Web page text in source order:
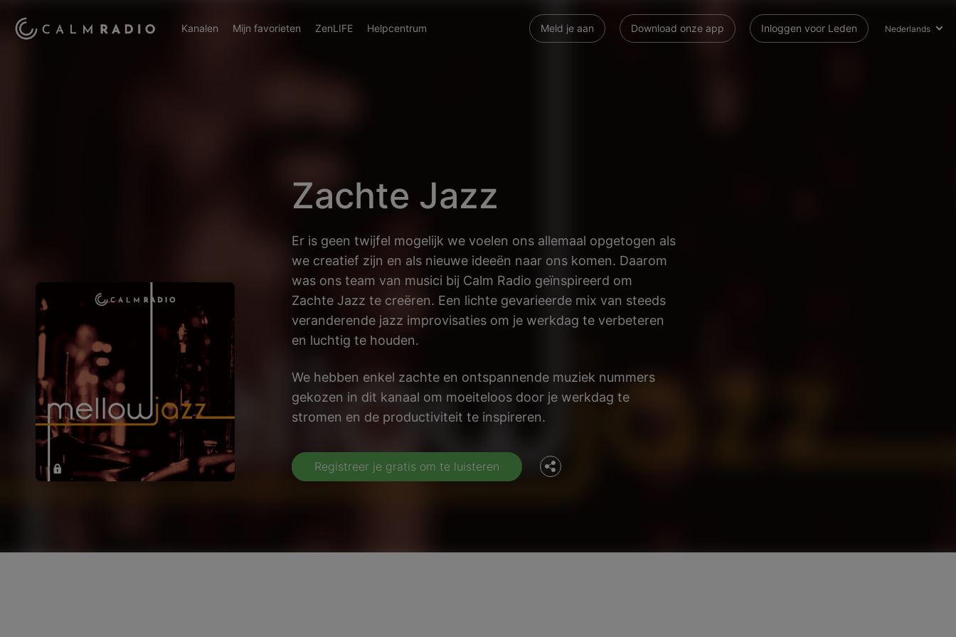
Kanalen Mijn favorieten ZenLIFE Helpcentrum Meld je aan Download onze app Inloggen voor Leden Nederlands
Zachte Jazz
Er is geen twijfel mogelijk we voelen ons allemaal opgetogen als
we creatief zijn en als nieuwe ideeën naar ons komen. Daarom
was ons team van musici bij Calm Radio geïnspireerd om
Zachte Jazz te creëren. Een lichte gevarieerde mix van steeds
veranderende jazz improvisaties om je werkdag te verbeteren
en luchtig te houden.
We hebben enkel zachte en ontspannende muziek nummers
gekozen in dit kanaal om moeiteloos door je werkdag te
stromen en de productiviteit te inspireren.
Registreer je gratis om te luisteren
Facebook
Twitter